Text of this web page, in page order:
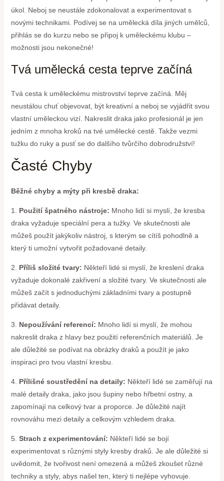
úkol. Neboj se neustále zdokonalovat a experimentovat s
novými technikami. Podívej se na umělecká díla jiných umělců,
přihlás se do kurzu nebo se připoj k uměleckému klubu –
možnosti jsou nekonečné!
Tvá umělecká cesta teprve začíná
Tvá cesta k uměleckému mistrovství teprve začíná. Měj
neustálou chuť objevovat, být kreativní a neboj se vyjádřit svou
vlastní uměleckou vizí. Nakreslit draka jako profesionál je jen
jedním z mnoha kroků na tvé umělecké cestě. Takže vezmi
tužku do ruky a pusť se do dalšího tvůrčího dobrodružství!
Časté Chyby
Běžné chyby a mýty při kresbě draka:
1. Použití špatného nástroje: Mnoho lidí si myslí, že kresba
draka vyžaduje speciální pera a tužky. Ve skutečnosti ale
můžeš použít jakýkoliv nástroj, s kterým se cítíš pohodlně a
který ti umožní vytvořit požadované detaily.
2. Příliš složité tvary: Někteří lidé si myslí, že kreslení draka
vyžaduje dokonalé zakřivení a složité tvary. Ve skutečnosti ale
můžeš začít s jednoduchými základními tvary a postupně
přidávat detaily.
3. Nepoužívání referencí: Mnoho lidí si myslí, že mohou
nakreslit draka z hlavy bez použití referenčních materiálů. Je
ale důležité se podívat na obrázky draků a použít je jako
inspiraci pro tvou vlastní kresbu.
4. Přílišné soustředění na detaily: Někteří lidé se zaměřují na
malé detaily draka, jako jsou šupiny nebo hřbetní ostny, a
zapomínají na celkový tvar a proporce. Je důležité najít
rovnováhu mezi detaily a celkovým vzhledem draka.
5. Strach z experimentování: Někteří lidé se bojí
experimentovat s různými styly kresby draků. Je ale důležité si
uvědomit, že tvořivost není omezená a můžeš zkoušet různé
techniky a styly, abys našel ten, který ti nejlépe vyhovuje.